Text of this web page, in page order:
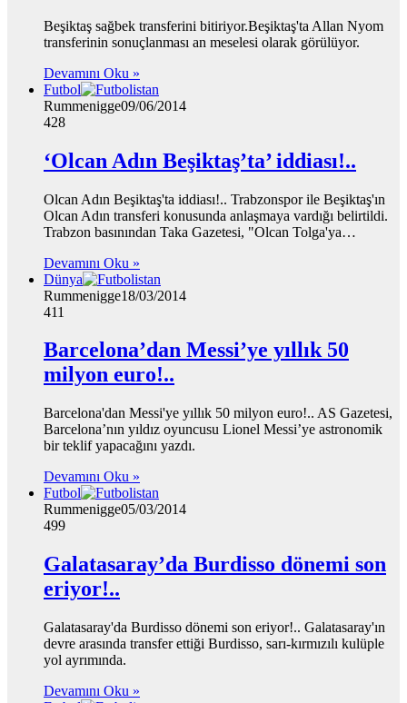
Beşiktaş sağbek transferini bitiriyor.Beşiktaş'ta Allan Nyom
transferinin sonuçlanması an meselesi olarak görülüyor.
Devamını Oku »
Futbol
Rummenigge09/06/2014
428
‘Olcan Adın Beşiktaş’ta’ iddiası!..
Olcan Adın Beşiktaş'ta iddiası!.. Trabzonspor ile Beşiktaş'ın
Olcan Adın transferi konusunda anlaşmaya vardığı belirtildi.
Trabzon basınından Taka Gazetesi, "Olcan Tolga'ya…
Devamını Oku »
Dünya
Rummenigge18/03/2014
411
Barcelona’dan Messi’ye yıllık 50
milyon euro!..
Barcelona'dan Messi'ye yıllık 50 milyon euro!.. AS Gazetesi,
Barcelona’nın yıldız oyuncusu Lionel Messi’ye astronomik
bir teklif yapacağını yazdı.
Devamını Oku »
Futbol
Rummenigge05/03/2014
499
Galatasaray’da Burdisso dönemi son
eriyor!..
Galatasaray'da Burdisso dönemi son eriyor!.. Galatasaray'ın
devre arasında transfer ettiği Burdisso, sarı-kırmızılı kulüple
yol ayrımında.
Devamını Oku »